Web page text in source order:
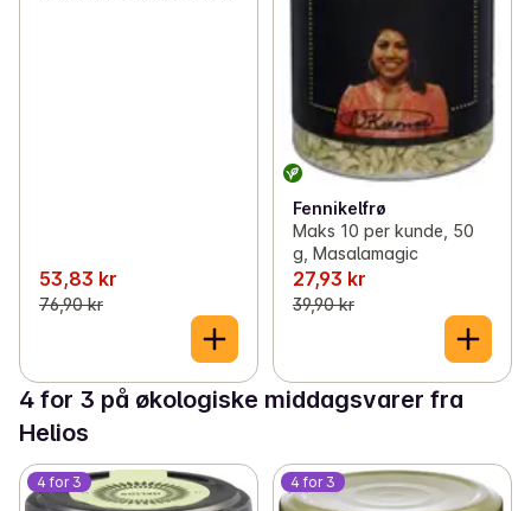
53,83 kr
76,90 kr
Fennikelfrø
Maks 10 per kunde, 50
g, Masalamagic
27,93 kr
39,90 kr
4 for 3 på økologiske middagsvarer fra
Helios
4 for 3 4 for 3